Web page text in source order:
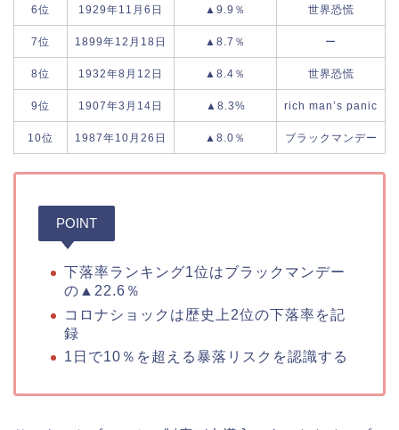
6位 1929年11月6日 ▲9.9％ 世界恐慌
7位 1899年12月18日 ▲8.7％ ー
8位 1932年8月12日 ▲8.4％ 世界恐慌
9位 1907年3月14日 ▲8.3% rich man’s panic
10位 1987年10月26日 ▲8.0％ ブラックマンデー
POINT
下落率ランキング1位はブラックマンデー
の▲22.6％
コロナショックは歴史上2位の下落率を記
録
1日で10％を超える暴落リスクを認識する